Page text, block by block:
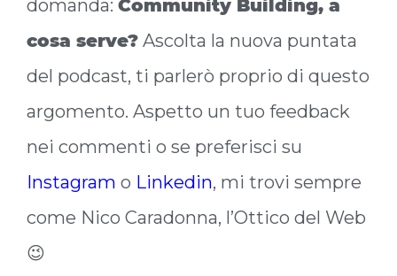
domanda: Community Building, a
cosa serve? Ascolta la nuova puntata
del podcast, ti parlerò proprio di questo
argomento. Aspetto un tuo feedback
nei commenti o se preferisci su
Instagram o Linkedin, mi trovi sempre
come Nico Caradonna, l’Ottico del Web
😉